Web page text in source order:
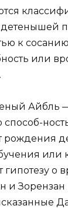
к
или
Айбль
способ-
рождения
или
гипотезу о
и